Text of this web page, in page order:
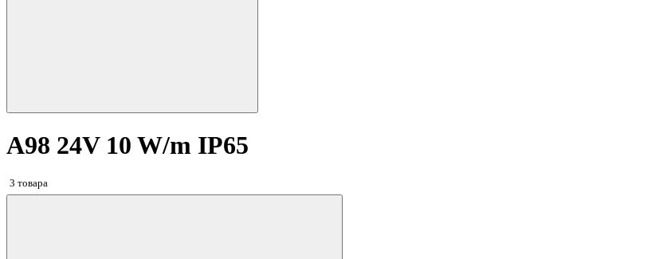
A98 24V 10 W/m IP65
3 товара